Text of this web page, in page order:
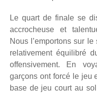
Le quart de finale se
accrocheuse et
Nous l’emportons sur le
relativement équilibré
offensivement. En
garçons ont forcé le jeu
base de jeu court au